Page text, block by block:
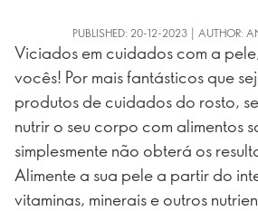
PUBLISHED: 20-12-2023 | AUTHOR:
Viciados em cuidados com a
vocês! Por mais fantásticos que
produtos de cuidados do rosto,
nutrir o seu corpo com alimentos
simplesmente não obterá os
Alimente a sua pele a partir do
vitaminas, minerais e outros